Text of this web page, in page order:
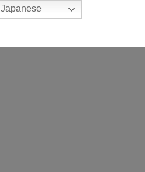
Japanese